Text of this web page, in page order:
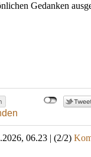
Gedanken
06.23 (2/2)